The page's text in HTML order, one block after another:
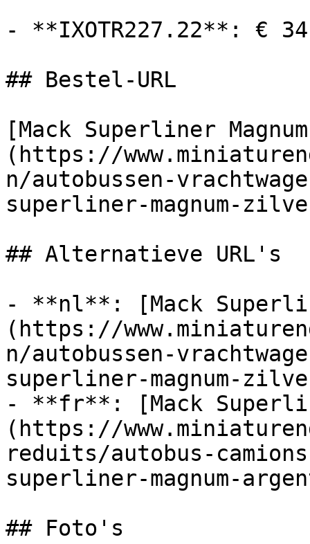
- **IXOTR227.22**: €
## Bestel-URL
[Mack Superliner
(https://
n/autobussen-
superliner-magnum-
## Alternatieve URL's
- **nl**: [Mack
(https://
n/autobussen-
superliner-magnum-
- **fr**: [Mack
(https://
reduits/autobus-
superliner-magnum-
## Foto's